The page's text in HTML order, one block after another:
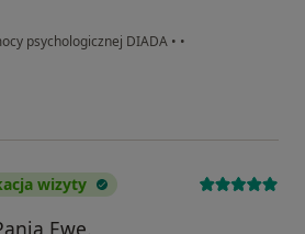
psychologicznej DIADA • •
wizyty
Ewę.